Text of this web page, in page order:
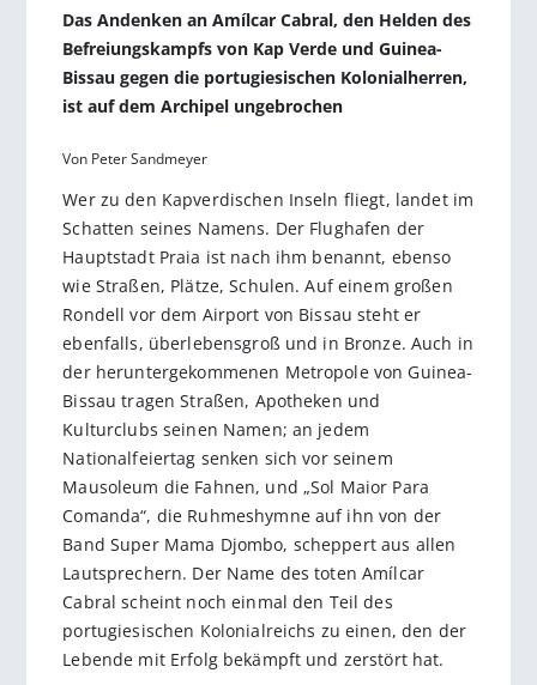
Das Andenken an Amílcar Cabral, den Helden des
Befreiungskampfs von Kap Verde und Guinea-
Bissau gegen die portugiesischen Kolonialherren,
ist auf dem Archipel ungebrochen
Von Peter Sandmeyer
Wer zu den Kapverdischen Inseln fliegt, landet im
Schatten seines Namens. Der Flughafen der
Hauptstadt Praia ist nach ihm benannt, ebenso
wie Straßen, Plätze, Schulen. Auf einem großen
Rondell vor dem Airport von Bissau steht er
ebenfalls, überlebensgroß und in Bronze. Auch in
der heruntergekommenen Metropole von Guinea-
Bissau tragen Straßen, Apotheken und
Kulturclubs seinen Namen; an jedem
Nationalfeiertag senken sich vor seinem
Mausoleum die Fahnen, und „Sol Maior Para
Comanda“, die Ruhmeshymne auf ihn von der
Band Super Mama Djombo, scheppert aus allen
Lautsprechern. Der Name des toten Amílcar
Cabral scheint noch einmal den Teil des
portugiesischen Kolonialreichs zu einen, den der
Lebende mit Erfolg bekämpft und zerstört hat.